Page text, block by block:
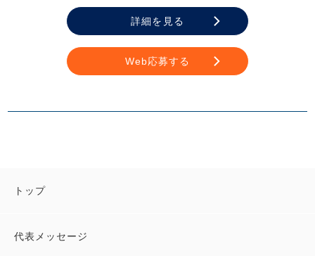
詳細を見る
Web応募する
トップ
代表メッセージ